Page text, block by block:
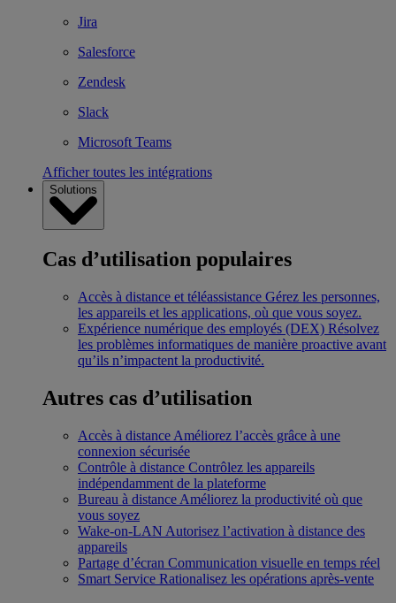
Jira
Salesforce
Zendesk
Slack
Microsoft Teams
Afficher toutes les intégrations
Solutions
Cas d’utilisation populaires
Accès à distance et téléassistance Gérez les personnes,
les appareils et les applications, où que vous soyez.
Expérience numérique des employés (DEX) Résolvez
les problèmes informatiques de manière proactive avant
qu’ils n’impactent la productivité.
Autres cas d’utilisation
Accès à distance Améliorez l’accès grâce à une
connexion sécurisée
Contrôle à distance Contrôlez les appareils
indépendamment de la plateforme
Bureau à distance Améliorez la productivité où que
vous soyez
Wake-on-LAN Autorisez l’activation à distance des
appareils
Partage d’écran Communication visuelle en temps réel
Smart Service Rationalisez les opérations après-vente